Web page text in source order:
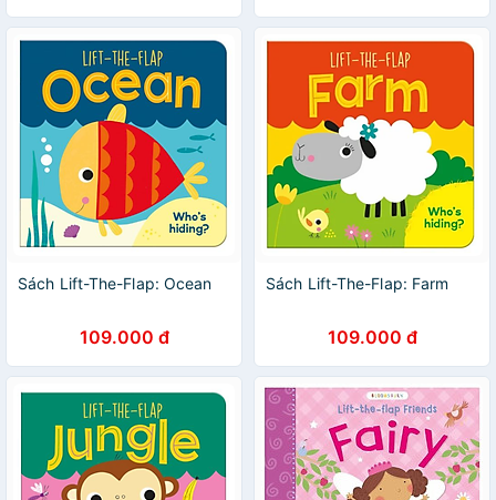
Sách Lift-The-Flap: Ocean
109.000 đ
Sách Lift-The-Flap: Farm
109.000 đ